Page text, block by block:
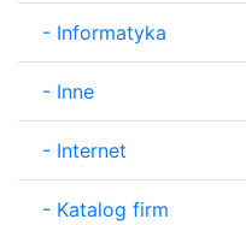
- Informatyka
- Inne
- Internet
- Katalog firm